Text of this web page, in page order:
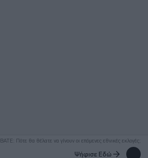
Πότε θα θέλατε να γίνουν οι επόμενες εθνικές εκλογές;
Ψήφισε Εδώ